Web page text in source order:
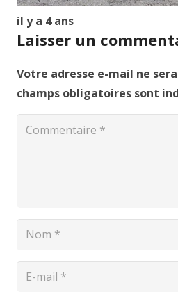
il y a 4 ans
Laisser un
Votre adresse e-mail ne
champs obligatoires sont